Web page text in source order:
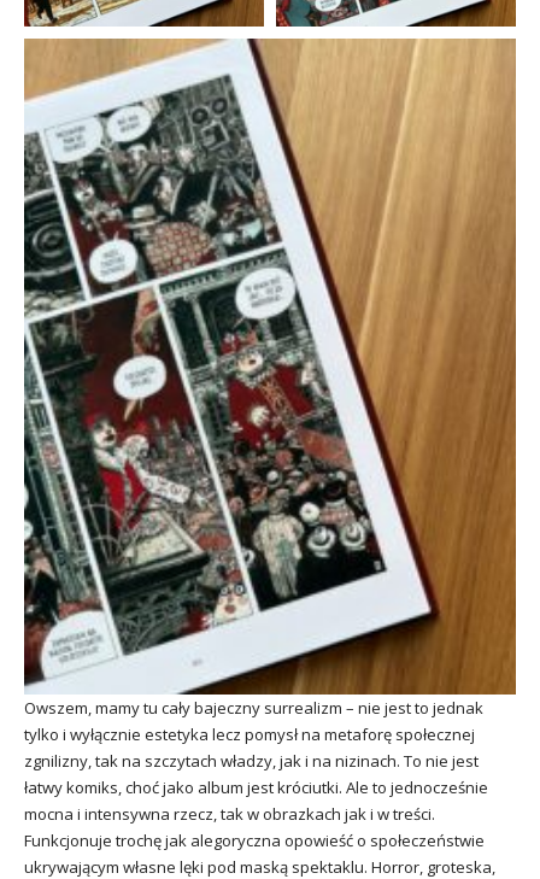
Owszem, mamy tu cały bajeczny surrealizm – nie jest to jednak
tylko i wyłącznie estetyka lecz pomysł na metaforę społecznej
zgnilizny, tak na szczytach władzy, jak i na nizinach. To nie jest
łatwy komiks, choć jako album jest króciutki. Ale to jednocześnie
mocna i intensywna rzecz, tak w obrazkach jak i w treści.
Funkcjonuje trochę jak alegoryczna opowieść o społeczeństwie
ukrywającym własne lęki pod maską spektaklu. Horror, groteska,